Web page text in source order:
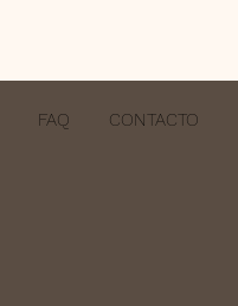
FAQ CONTACTO